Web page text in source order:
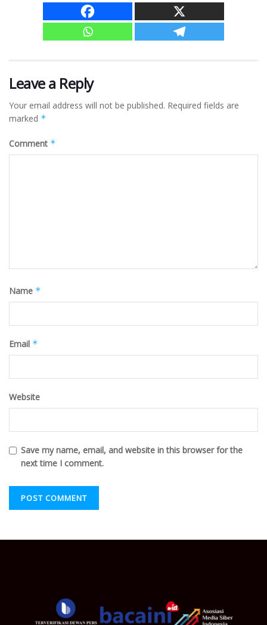
Leave a Reply
Your email address will not be published. Required fields are
marked *
Comment *
Name *
Email *
Website
Save my name, email, and website in this browser for the
next time I comment.